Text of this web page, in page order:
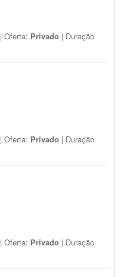
| Oferta: Privado | Duração
| Oferta: Privado | Duração
| Oferta: Privado | Duração